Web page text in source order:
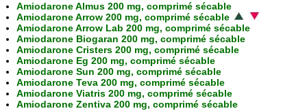
Amiodarone Almus 200 mg, comprimé sécable
Amiodarone Arrow 200 mg, comprimé sécable
Amiodarone Arrow Lab 200 mg, comprimé sécable
Amiodarone Biogaran 200 mg, comprimé sécable
Amiodarone Cristers 200 mg, comprimé sécable
Amiodarone Eg 200 mg, comprimé sécable
Amiodarone Sun 200 mg, comprimé sécable
Amiodarone Teva 200 mg, comprimé sécable
Amiodarone Viatris 200 mg, comprimé sécable
Amiodarone Zentiva 200 mg, comprimé sécable